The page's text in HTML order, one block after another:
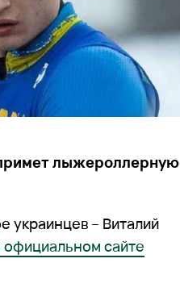
лыжероллерную
украинцев – Виталий
официальном сайте